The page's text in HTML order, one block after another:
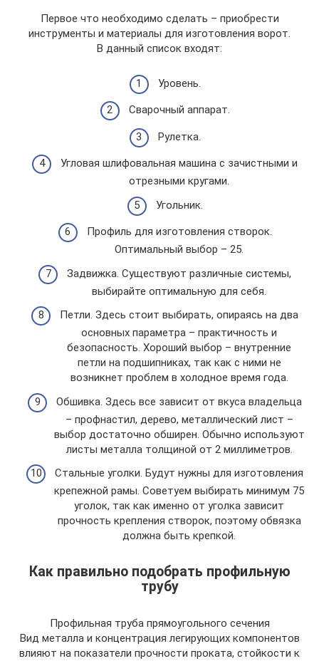
Первое что необходимо сделать – приобрести
инструменты и материалы для изготовления ворот.
В данный список входят:
Уровень.
Сварочный аппарат.
Рулетка.
Угловая шлифовальная машина с зачистными и
отрезными кругами.
Угольник.
Профиль для изготовления створок.
Оптимальный выбор – 25.
Задвижка. Существуют различные системы,
выбирайте оптимальную для себя.
Петли. Здесь стоит выбирать, опираясь на два
основных параметра – практичность и
безопасность. Хороший выбор – внутренние
петли на подшипниках, так как с ними не
возникнет проблем в холодное время года.
Обшивка. Здесь все зависит от вкуса владельца
– профнастил, дерево, металлический лист –
выбор достаточно обширен. Обычно используют
листы металла толщиной от 2 миллиметров.
Стальные уголки. Будут нужны для изготовления
крепежной рамы. Советуем выбирать минимум 75
уголок, так как именно от уголка зависит
прочность крепления створок, поэтому обвязка
должна быть крепкой.
Как правильно подобрать профильную
трубу
Профильная труба прямоугольного сечения
Вид металла и концентрация легирующих компонентов
влияют на показатели прочности проката, стойкости к